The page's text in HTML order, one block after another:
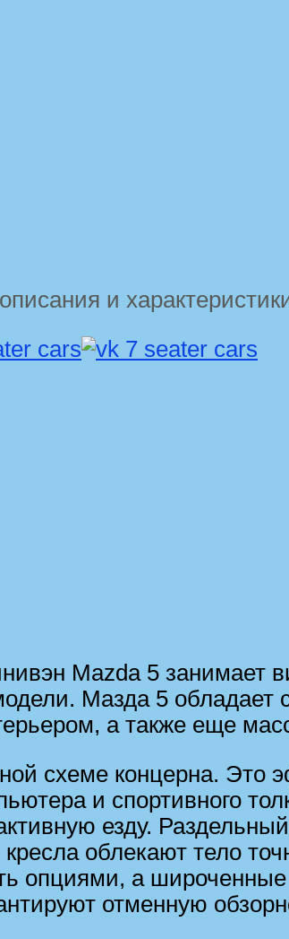
и
Mazda 5 занимает
Мазда 5
а также еще
схеме концерна. Это
и спортивного
езду.
облекают тело
опциями, а
отменную